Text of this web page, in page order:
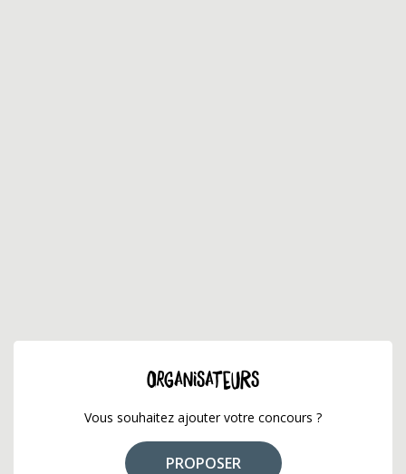
ORGANISATEURS
Vous souhaitez ajouter votre concours ?
PROPOSER